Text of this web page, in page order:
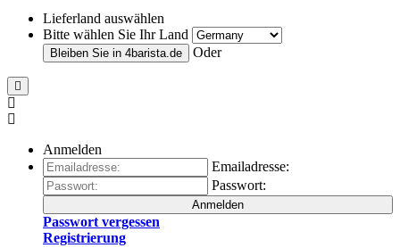
Lieferland auswählen
Bitte wählen Sie Ihr Land
Bleiben Sie in 4barista.de Oder
Anmelden
Emailadresse:
Passwort:
Anmelden
Passwort vergessen
Registrierung